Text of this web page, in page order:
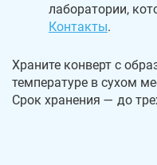
лаборатории,
Контакты.
Храните конверт с
температуре в сухом
Срок хранения — до